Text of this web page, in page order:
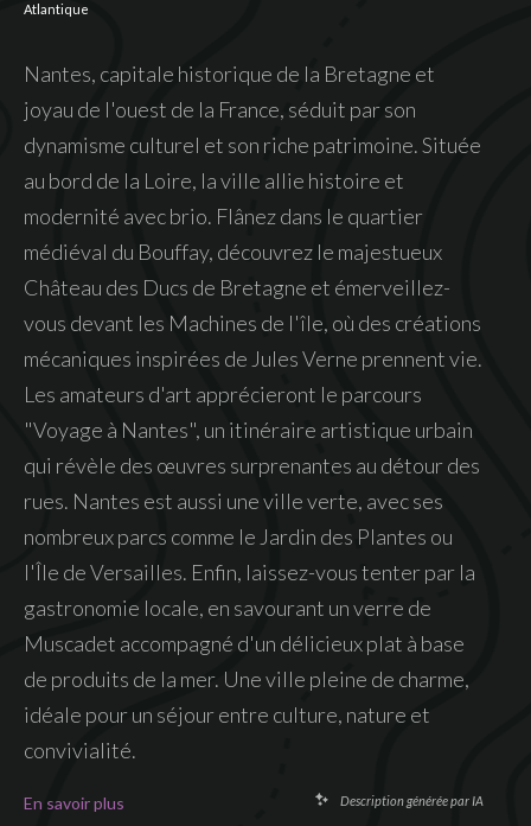
Atlantique
Nantes, capitale historique de la Bretagne et
joyau de l'ouest de la France, séduit par son
dynamisme culturel et son riche patrimoine. Située
au bord de la Loire, la ville allie histoire et
modernité avec brio. Flânez dans le quartier
médiéval du Bouffay, découvrez le majestueux
Château des Ducs de Bretagne et émerveillez-
vous devant les Machines de l'île, où des créations
mécaniques inspirées de Jules Verne prennent vie.
Les amateurs d'art apprécieront le parcours
"Voyage à Nantes", un itinéraire artistique urbain
qui révèle des œuvres surprenantes au détour des
rues. Nantes est aussi une ville verte, avec ses
nombreux parcs comme le Jardin des Plantes ou
l'Île de Versailles. Enfin, laissez-vous tenter par la
gastronomie locale, en savourant un verre de
Muscadet accompagné d'un délicieux plat à base
de produits de la mer. Une ville pleine de charme,
idéale pour un séjour entre culture, nature et
convivialité.
En savoir plus Description générée par IA